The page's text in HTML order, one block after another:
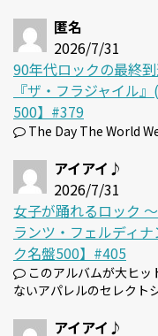
匿名
2026/7/31
90年代ロックの最終
『ザ・フラジャイル
500】#379
The Day The World
アイアイ♪
2026/7/31
女子が踊れるロック
ランツ・フェルディ
ク名盤500】#405
このアルバムが大ヒ
ないアパレルのセレクト
アイアイ♪